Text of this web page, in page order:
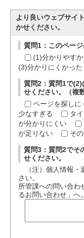
より良いウェブサイ
かせください。
質問1：このペー
(1)分かりやす
(3)分かりにくかった
質問2：質問1で
せください。（複
ページを探しに
少なすぎる
タ
が分かりにくい
が足りない
そ
質問3：質問2でそ
せください。
（注）個人情報・
さい。
所管課への問い合わ
るお問い合わせ」へ。